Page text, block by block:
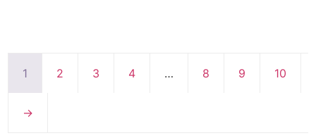
1 2 3 4 … 8 9 10
→